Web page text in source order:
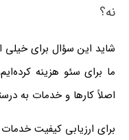
نه؟
شاید این سؤال برای
ما برای سئو هزینه
اصلاً کارها و خدمات به
برای ارزیابی کیفیت